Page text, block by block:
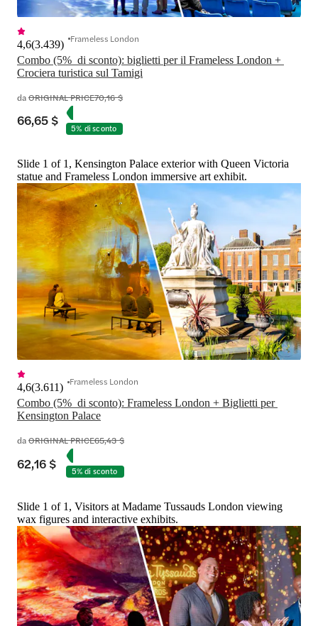
Combo (5%  di sconto): biglietti per il Frameless London +
Crociera turistica sul Tamigi
4,6(3.439) Frameless London
daORIGINAL PRICE70,16 $
66,65 $ 5% di sconto
Slide 1 of 1, Kensington Palace exterior with Queen Victoria
statue and Frameless London immersive art exhibit.
Combo (5%  di sconto): Frameless London + Biglietti per
Kensington Palace
4,6(3.611) Frameless London
daORIGINAL PRICE65,43 $
62,16 $ 5% di sconto
Slide 1 of 1, Visitors at Madame Tussauds London viewing
wax figures and interactive exhibits.